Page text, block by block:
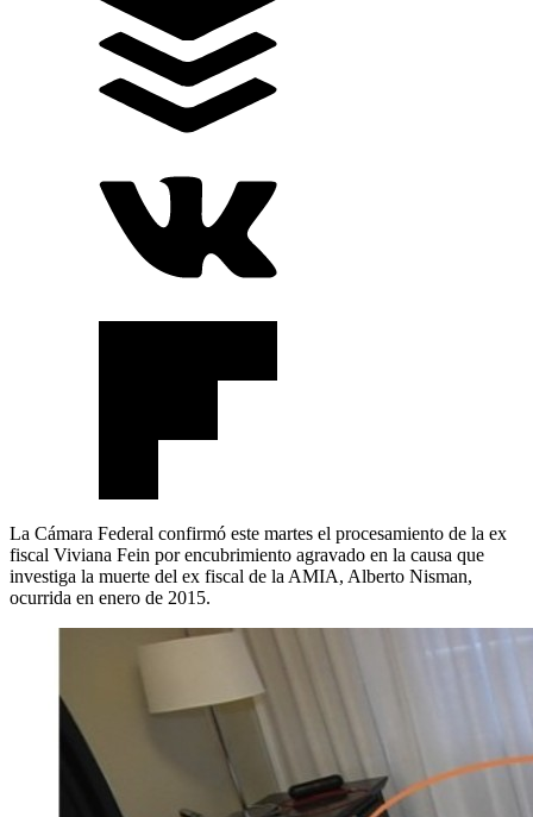
La Cámara Federal confirmó este martes el procesamiento de la ex
fiscal Viviana Fein por encubrimiento agravado en la causa que
investiga la muerte del ex fiscal de la AMIA, Alberto Nisman,
ocurrida en enero de 2015.